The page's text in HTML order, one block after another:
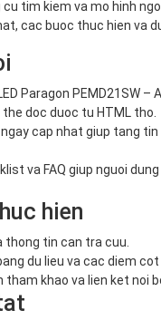
tim kiem va mo hinh
cac buoc thuc hien va
Paragon PEMD21SW –
doc duoc tu HTML tho.
cap nhat giup tang tin
va FAQ giup nguoi
hien
thong tin can tra cuu.
du lieu va cac diem cot
tham khao va lien ket noi